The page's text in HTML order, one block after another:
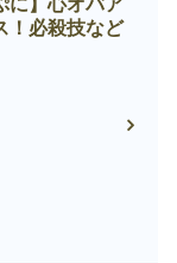
に】心オバア
！必殺技など